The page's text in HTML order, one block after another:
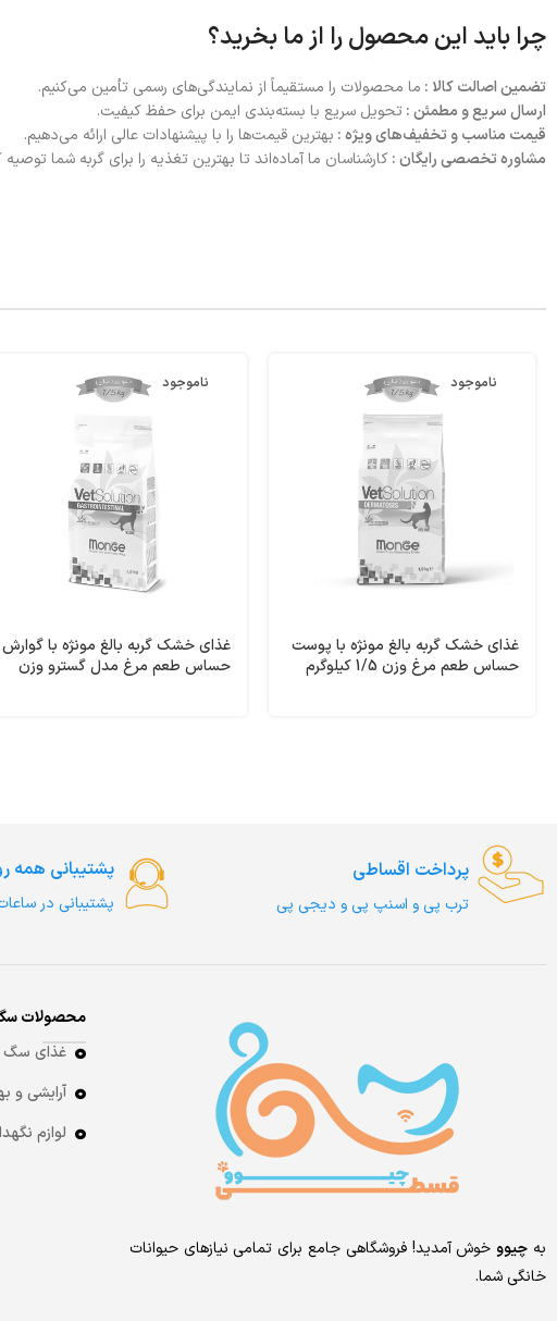
چرا باید این محصول را از ما بخرید؟
تضمین اصالت کالا : ما محصولات را مستقیماً از نمایندگی‌های رسمی تأمین می‌کنیم.
ارسال سریع و مطمئن :تحویل سریع با بسته‌بندی ایمن برای حفظ کیفیت.
قیمت مناسب و تخفیف‌های ویژه : بهترین قیمت‌ها را با پیشنهادات عالی ارائه می‌دهیم.
مشاوره تخصصی رایگان :کارشناسان ما آماده‌اند تا بهترین تغذیه را برای گربه شما توصیه
ناموجود
غذای خشک گربه بالغ مونژه با پوست
حساس طعم مرغ وزن 1/5 کیلوگرم
ناموجود
غذای خشک گربه بالغ مونژه با گوارش
حساس طعم مرغ مدل گسترو وزن
پرداخت اقساطی
ترب‌ پی و اسنپ پی و دیجی پی
پشتیبانی همه
پشتیبانی در
به چیووخوش آمدید! فروشگاهی جامع برای تمامی نیازهای حیوانات
خانگی شما.
محصولات
غذای سگ
آرایشی و
لوازم